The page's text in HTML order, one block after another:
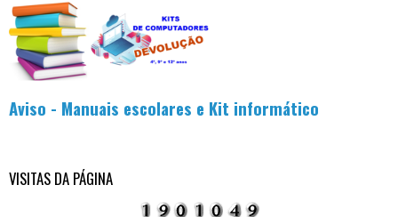
a
r
Aviso - Manuais escolares e Kit informático
VISITAS DA PÁGINA